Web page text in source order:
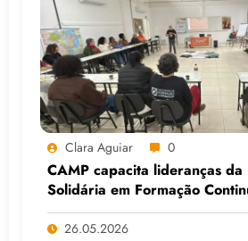
Clara Aguiar 0
CAMP capacita lideranças da
Solidária em Formação
Faculdade do Assentamento
Viamão (RS)
26.05.2026